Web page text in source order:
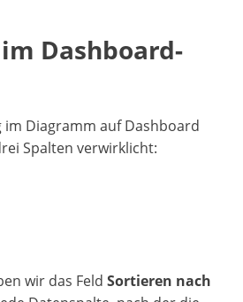
Dashboard-
Diagramm auf Dashboard
Spalten verwirklicht:
wir das Feld Sortieren nach